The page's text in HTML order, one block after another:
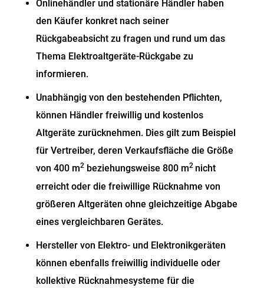
Onlinehändler und stationäre Händler haben
den Käufer konkret nach seiner
Rückgabeabsicht zu fragen und rund um das
Thema Elektroaltgeräte-Rückgabe zu
informieren.
Unabhängig von den bestehenden Pflichten,
können Händler freiwillig und kostenlos
Altgeräte zurücknehmen. Dies gilt zum Beispiel
für Vertreiber, deren Verkaufsfläche die Größe
von 400 m2 beziehungsweise 800 m2 nicht
erreicht oder die freiwillige Rücknahme von
größeren Altgeräten ohne gleichzeitige Abgabe
eines vergleichbaren Gerätes.
Hersteller von Elektro- und Elektronikgeräten
können ebenfalls freiwillig individuelle oder
kollektive Rücknahmesysteme für die